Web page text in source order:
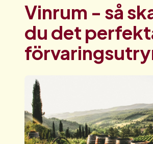
Vinrum - så
du det